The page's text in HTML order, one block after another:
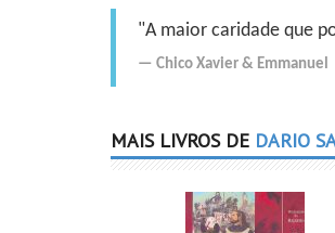
"A maior caridade que
Chico Xavier & Emmanuel
MAIS LIVROS DE DARIO